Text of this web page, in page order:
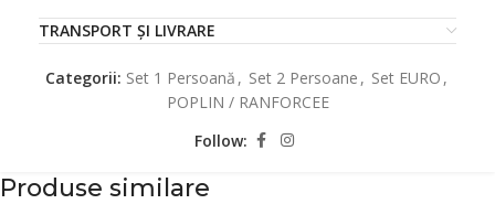
TRANSPORT ȘI LIVRARE
Categorii: Set 1 Persoană , Set 2 Persoane , Set EURO ,
POPLIN / RANFORCEE
Follow:
Produse similare